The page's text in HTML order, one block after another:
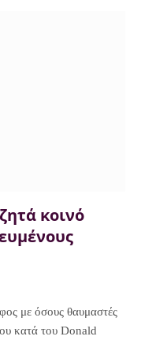
κοινό
με όσους θαυμαστές
κατά του Donald